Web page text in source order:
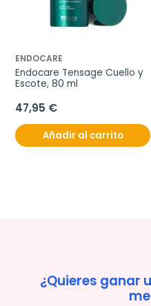
ENDOCARE
Endocare Tensage Cuello y
Escote, 80 ml
47,95 €
Añadir al carrito
¿Quieres ganar